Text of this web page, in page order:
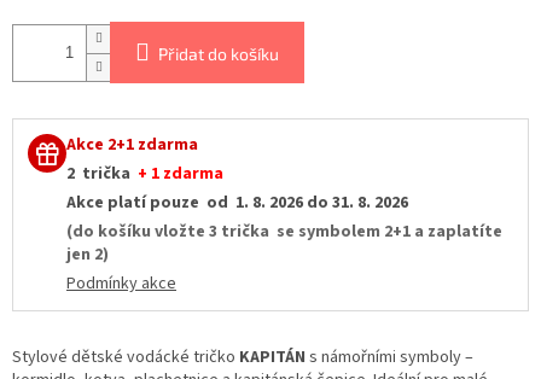
Přidat do košíku
Akce 2+1 zdarma
2 trička + 1 zdarma
Akce platí pouze od 1. 8. 2026 do 31. 8. 2026
(do košíku vložte 3 trička se symbolem 2+1 a zaplatíte
jen 2)
Podmínky akce
Stylové dětské vodácké tričko KAPITÁN s námořními symboly –